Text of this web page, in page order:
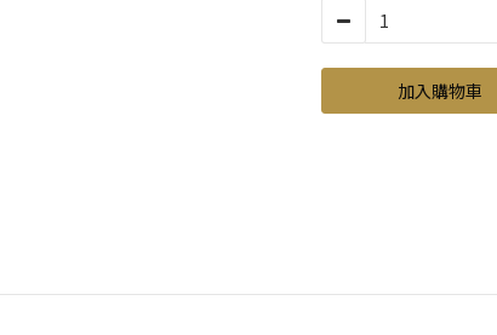
加入購物車